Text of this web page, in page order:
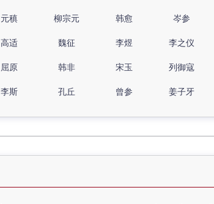
元稹 柳宗元 韩愈 岑参
高适 魏征 李煜 李之仪
屈原 韩非 宋玉 列御寇
李斯 孔丘 曾参 姜子牙